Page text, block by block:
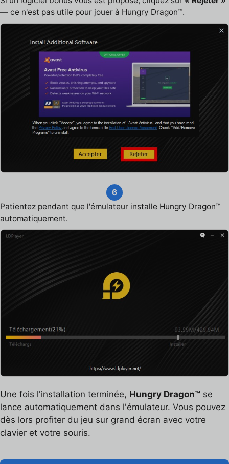
— ce n'est pas utile pour jouer à Hungry Dragon™.
6
Patientez pendant que l'émulateur installe Hungry Dragon™
automatiquement.
Une fois l'installation terminée, Hungry Dragon™ se
lance automatiquement dans l'émulateur. Vous pouvez
dès lors profiter du jeu sur grand écran avec votre
clavier et votre souris.